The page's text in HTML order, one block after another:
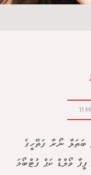
11
ނޯރާ ފަތޭހީގެ
އޮންނަ ފީފާ ވޯލްޑް ކަޕް ފުޓްބޯޅަ